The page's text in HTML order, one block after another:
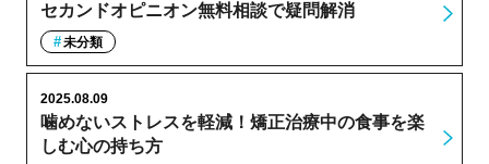
セカンドオピニオン無料相談で疑問解消
未分類
噛めないストレスを軽減！矯正治療中の食事を楽
しむ心の持ち方
2025.08.09